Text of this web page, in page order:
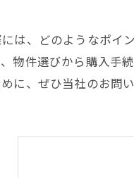
は、どのようなポイ
物件選びから購入手
に、ぜひ当社のお問